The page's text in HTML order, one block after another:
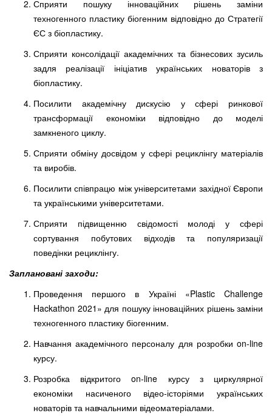
Сприяти пошуку інноваційних рішень заміни
техногенного пластику біогенним відповідно до Стратегії
ЄС з біопластику.
Сприяти консолідації академічних та бізнесових зусиль
задля реалізації ініціатив українських новаторів з
біопластику.
Посилити академічну дискусію у сфері ринкової
трансформації економіки відповідно до моделі
замкненого циклу.
Сприяти обміну досвідом у сфері рециклінгу матеріалів
та виробів.
Посилити співпрацю між університетами західної Європи
та українськими університетами.
Сприяти підвищенню свідомості молоді у сфері
сортування побутових відходів та популяризації
поведінки рециклінгу.
Заплановані заходи:
Проведення першого в Україні «Plastic Challenge
Hackathon 2021» для пошуку інноваційних рішень заміни
техногенного пластику біогенним.
Навчання академічного персоналу для розробки on-line
курсу.
Розробка відкритого on-line курсу з циркулярної
економіки насиченого відео-історіями українських
новаторів та навчальними відеоматеріалами.